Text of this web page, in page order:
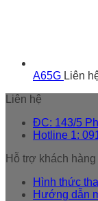
A65G Liên
Liên hệ
ĐC: 143/5
Hotline 1:
Hỗ trợ khách hàng
Hình thức
Hướng dẫn